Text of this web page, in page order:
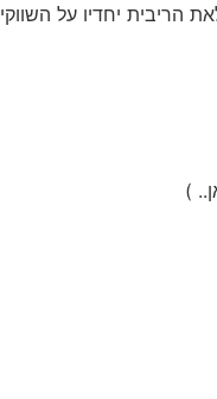
יחדיו על
)